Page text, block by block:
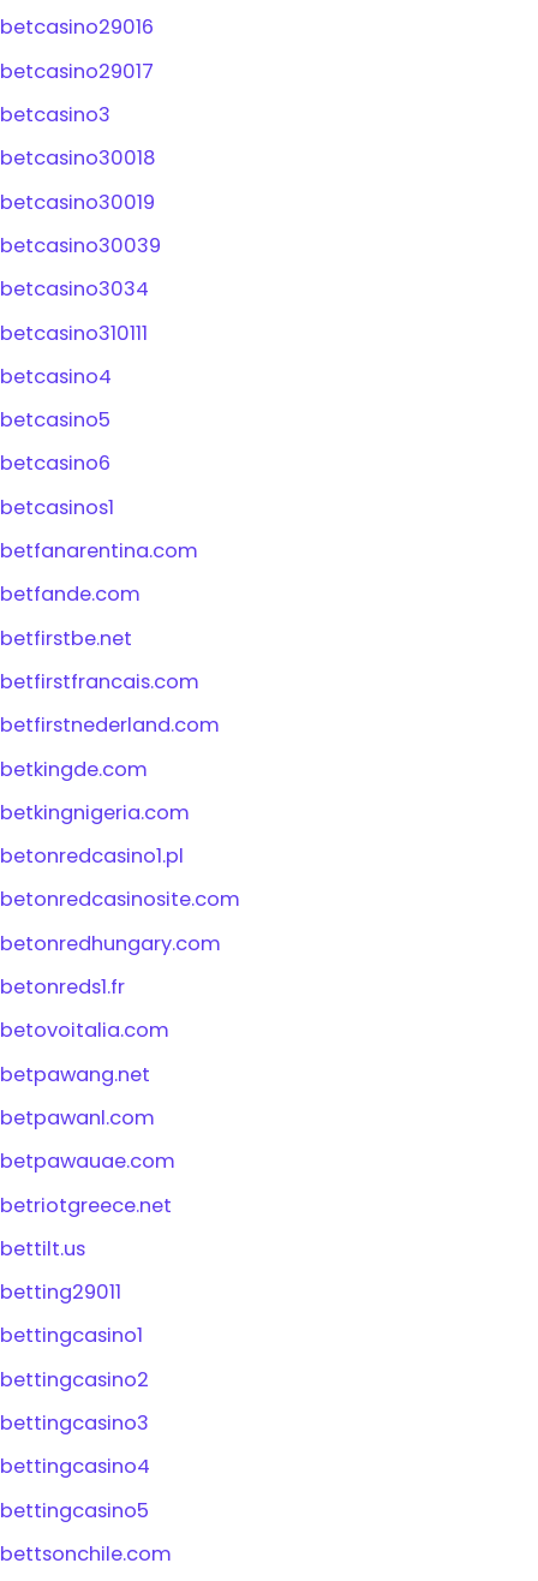
betcasino29016
betcasino29017
betcasino3
betcasino30018
betcasino30019
betcasino30039
betcasino3034
betcasino310111
betcasino4
betcasino5
betcasino6
betcasinos1
betfanarentina.com
betfande.com
betfirstbe.net
betfirstfrancais.com
betfirstnederland.com
betkingde.com
betkingnigeria.com
betonredcasino1.pl
betonredcasinosite.com
betonredhungary.com
betonreds1.fr
betovoitalia.com
betpawang.net
betpawanl.com
betpawauae.com
betriotgreece.net
bettilt.us
betting29011
bettingcasino1
bettingcasino2
bettingcasino3
bettingcasino4
bettingcasino5
bettsonchile.com